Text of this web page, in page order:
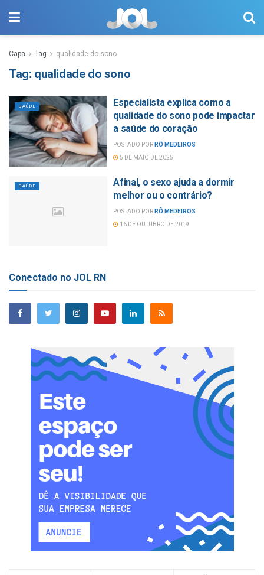
Capa Tag qualidade do sono
Tag: qualidade do sono
SAÚDE
Especialista explica como a
qualidade do sono pode impactar
a saúde do coração
POSTADO POR RÔ MEDEIROS
5 DE MAIO DE 2025
SAÚDE
Afinal, o sexo ajuda a dormir
melhor ou o contrário?
POSTADO POR RÔ MEDEIROS
16 DE OUTUBRO DE 2019
Conectado no JOL RN